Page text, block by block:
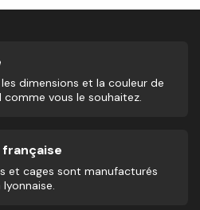
dimensions et la couleur de
vous le souhaitez.
et cages sont manufacturés